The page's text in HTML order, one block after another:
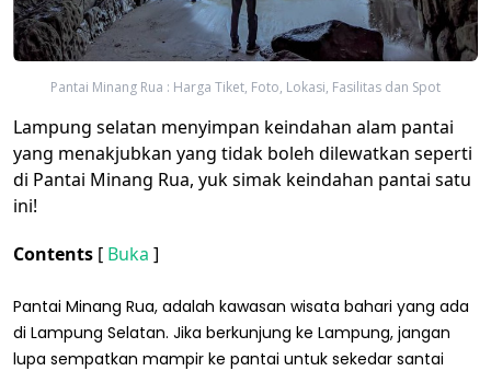
Pantai Minang Rua : Harga Tiket, Foto, Lokasi, Fasilitas dan Spot
Lampung selatan menyimpan keindahan alam pantai
yang menakjubkan yang tidak boleh dilewatkan seperti
di Pantai Minang Rua, yuk simak keindahan pantai satu
ini!
Contents [ Buka ]
Pantai Minang Rua, adalah kawasan wisata bahari yang ada
di Lampung Selatan. Jika berkunjung ke Lampung, jangan
lupa sempatkan mampir ke pantai untuk sekedar santai